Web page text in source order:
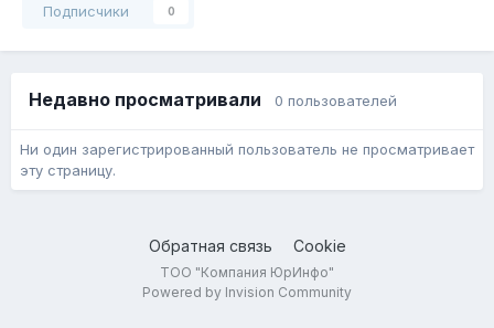
Подписчики 0
Недавно просматривали 0 пользователей
Ни один зарегистрированный пользователь не просматривает
эту страницу.
Обратная связь Cookie
ТОО "Компания ЮрИнфо"
Powered by Invision Community